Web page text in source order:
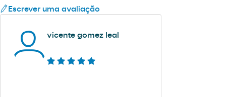
Escrever uma avaliação
vicente gomez leal